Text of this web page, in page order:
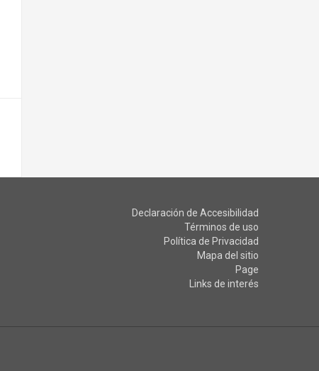
Declaración de Accesibilidad
Términos de uso
Política de Privacidad
Mapa del sitio
Page
Links de interés